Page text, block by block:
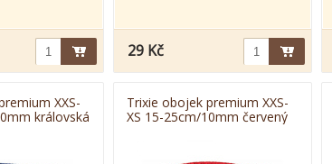
29 Kč
XXS-
královská
Trixie obojek premium XXS-
XS 15-25cm/10mm červený